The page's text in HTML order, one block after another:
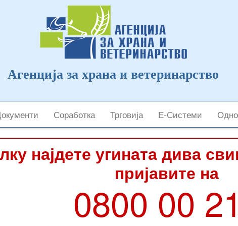
Агенција за храна и ветеринарство
Соработка Трговија Е-Системи
најдете угината дива
пријавите на
0800 00